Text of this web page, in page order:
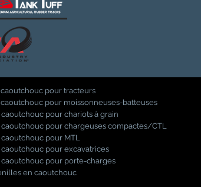
pour tracteurs
pour moissonneuses-batteuses
pour chariots à grain
pour chargeuses compactes/CTL
pour MTL
pour excavatrices
pour porte-charges
en caoutchouc